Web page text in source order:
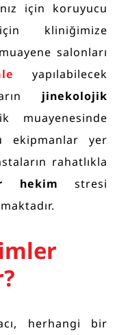
için koruyucu
kliniğimize
salonları
yapılabilecek
jinekolojik
muayenesinde
ekipmanlar yer
rahatlıkla
hekim stresi
herhangi bir